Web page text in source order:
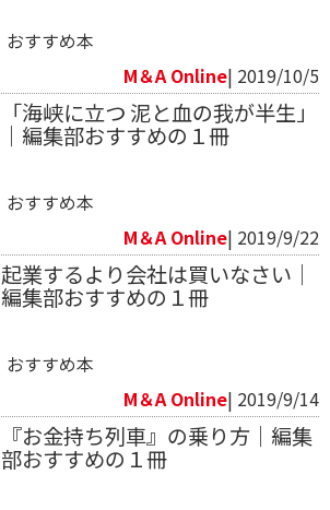
おすすめ本
M＆A Online| 2019/10/5
「海峡に立つ 泥と血の我が半生」
｜編集部おすすめの１冊
おすすめ本
M＆A Online| 2019/9/22
起業するより会社は買いなさい｜
編集部おすすめの１冊
おすすめ本
M＆A Online| 2019/9/14
『お金持ち列車』の乗り方｜編集
部おすすめの１冊